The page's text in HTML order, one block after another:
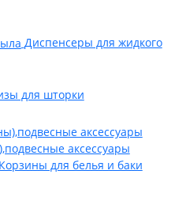
Диспенсеры для жидкого
для шторки
аксессуары
Корзины для белья и баки